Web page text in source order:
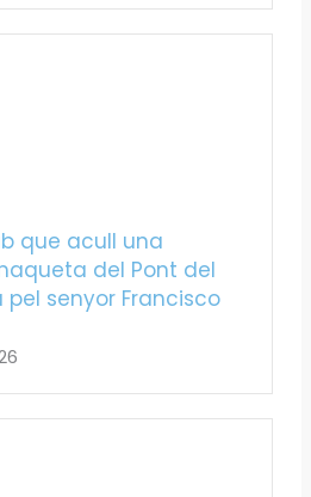
que acull una
del Pont del
pel senyor Francisco